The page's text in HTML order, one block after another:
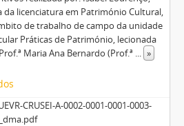
da licenciatura em Património Cultural,
de trabalho de campo da unidade
Práticas de Património, lecionada
Maria Ana Bernardo (Prof.ª ... »
CRUSEI-A-0002-0001-0001-0003-